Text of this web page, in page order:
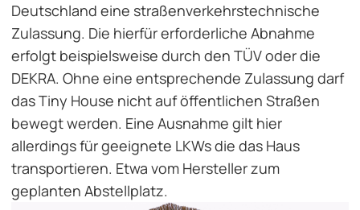
Deutschland eine straßenverkehrstechnische
Zulassung. Die hierfür erforderliche Abnahme
erfolgt beispielsweise durch den TÜV oder die
DEKRA. Ohne eine entsprechende Zulassung darf
das Tiny House nicht auf öffentlichen Straßen
bewegt werden. Eine Ausnahme gilt hier
allerdings für geeignete LKWs die das Haus
transportieren. Etwa vom Hersteller zum
geplanten Abstellplatz.